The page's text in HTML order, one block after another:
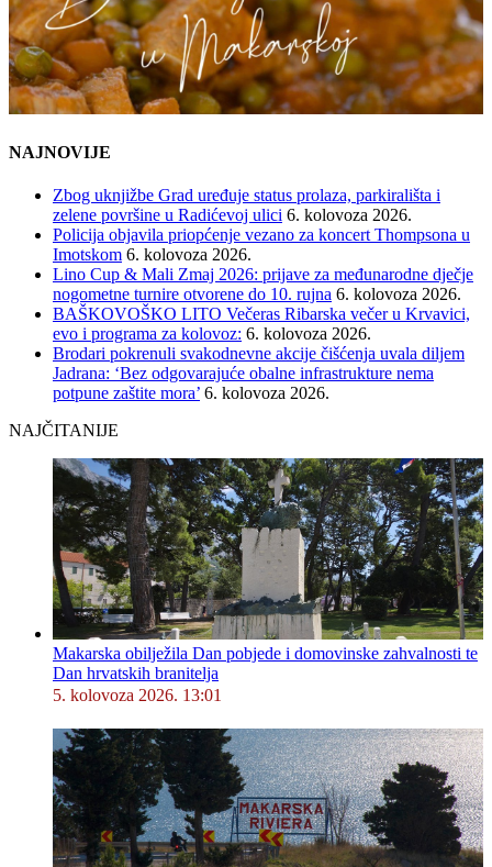
NAJNOVIJE
Zbog uknjižbe Grad uređuje status prolaza, parkirališta i
zelene površine u Radićevoj ulici 6. kolovoza 2026.
Policija objavila priopćenje vezano za koncert Thompsona u
Imotskom 6. kolovoza 2026.
Lino Cup & Mali Zmaj 2026: prijave za međunarodne dječje
nogometne turnire otvorene do 10. rujna 6. kolovoza 2026.
BAŠKOVOŠKO LITO Večeras Ribarska večer u Krvavici,
evo i programa za kolovoz: 6. kolovoza 2026.
Brodari pokrenuli svakodnevne akcije čišćenja uvala diljem
Jadrana: ‘Bez odgovarajuće obalne infrastrukture nema
potpune zaštite mora’ 6. kolovoza 2026.
NAJČITANIJE
Makarska obilježila Dan pobjede i domovinske zahvalnosti te
Dan hrvatskih branitelja
5. kolovoza 2026. 13:01